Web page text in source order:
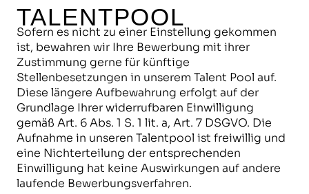
TALENTPOOL
Sofern es nicht zu einer Einstellung gekommen
ist, bewahren wir Ihre Bewerbung mit ihrer
Zustimmung gerne für künftige
Stellenbesetzungen in unserem Talent Pool auf.
Diese längere Aufbewahrung erfolgt auf der
Grundlage Ihrer widerrufbaren Einwilligung
gemäß Art. 6 Abs. 1 S. 1 lit. a, Art. 7 DSGVO. Die
Aufnahme in unseren Talentpool ist freiwillig und
eine Nichterteilung der entsprechenden
Einwilligung hat keine Auswirkungen auf andere
laufende Bewerbungsverfahren.